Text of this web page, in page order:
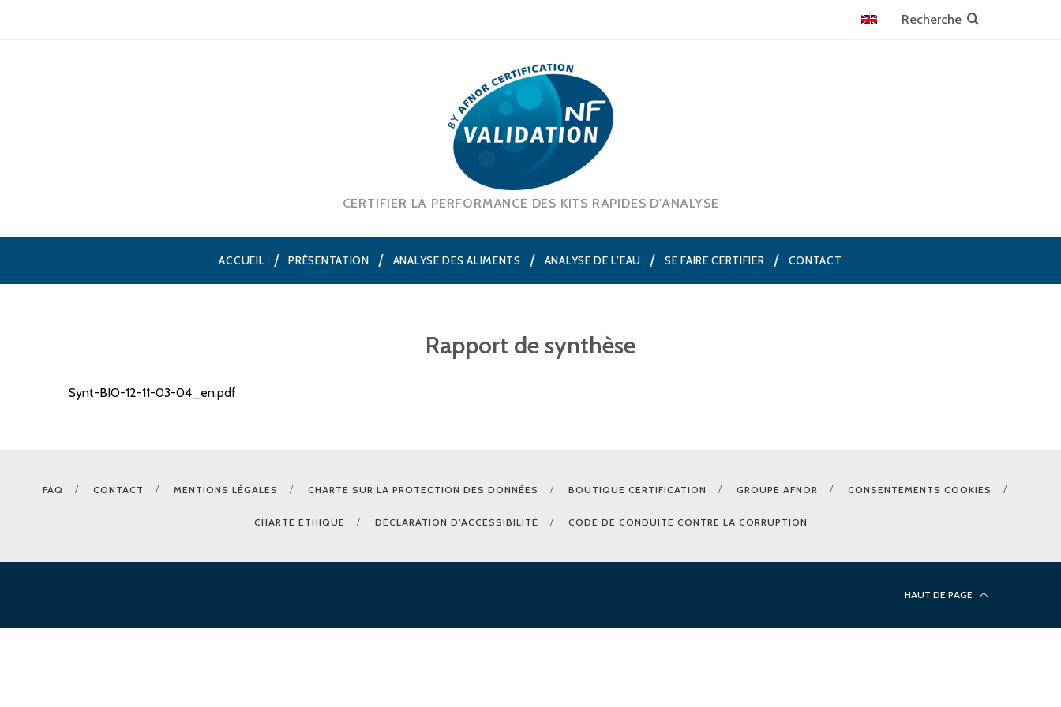
CERTIFIER LA PERFORMANCE DES KITS RAPIDES D'ANALYSE
ACCUEIL PRÉSENTATION ANALYSE DES ALIMENTS ANALYSE DE L’EAU SE FAIRE CERTIFIER CONTACT
Rapport de synthèse
Synt-BIO-12-11-03-04_en.pdf
FAQ CONTACT MENTIONS LÉGALES CHARTE SUR LA PROTECTION DES DONNÉES BOUTIQUE CERTIFICATION GROUPE AFNOR CONSENTEMENTS COOKIES
CHARTE ETHIQUE DÉCLARATION D’ACCESSIBILITÉ CODE DE CONDUITE CONTRE LA CORRUPTION
HAUT DE PAGE